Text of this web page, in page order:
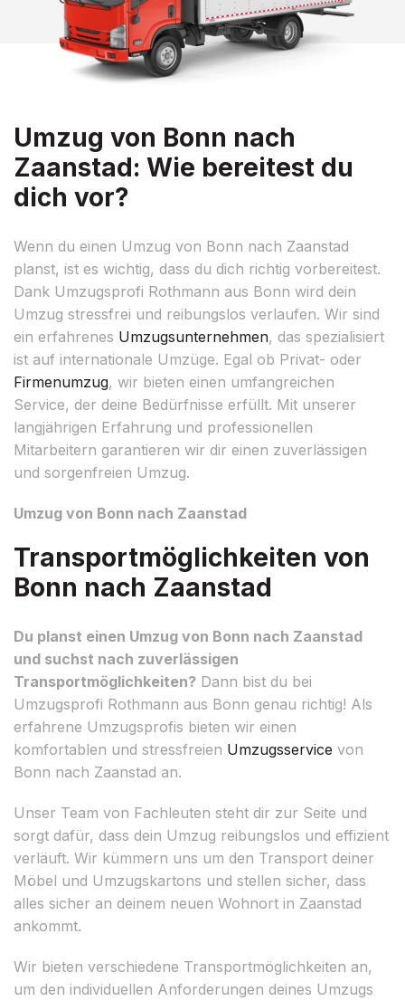
Umzug von Bonn nach
Zaanstad: Wie bereitest du
dich vor?
Wenn du einen Umzug von Bonn nach Zaanstad
planst, ist es wichtig, dass du dich richtig vorbereitest.
Dank Umzugsprofi Rothmann aus Bonn wird dein
Umzug stressfrei und reibungslos verlaufen. Wir sind
ein erfahrenes Umzugsunternehmen, das spezialisiert
ist auf internationale Umzüge. Egal ob Privat- oder
Firmenumzug, wir bieten einen umfangreichen
Service, der deine Bedürfnisse erfüllt. Mit unserer
langjährigen Erfahrung und professionellen
Mitarbeitern garantieren wir dir einen zuverlässigen
und sorgenfreien Umzug.
Umzug von Bonn nach Zaanstad
Transportmöglichkeiten von
Bonn nach Zaanstad
Du planst einen Umzug von Bonn nach Zaanstad
und suchst nach zuverlässigen
Transportmöglichkeiten? Dann bist du bei
Umzugsprofi Rothmann aus Bonn genau richtig! Als
erfahrene Umzugsprofis bieten wir einen
komfortablen und stressfreien Umzugsservice von
Bonn nach Zaanstad an.
Unser Team von Fachleuten steht dir zur Seite und
sorgt dafür, dass dein Umzug reibungslos und effizient
verläuft. Wir kümmern uns um den Transport deiner
Möbel und Umzugskartons und stellen sicher, dass
alles sicher an deinem neuen Wohnort in Zaanstad
ankommt.
Wir bieten verschiedene Transportmöglichkeiten an,
um den individuellen Anforderungen deines Umzugs